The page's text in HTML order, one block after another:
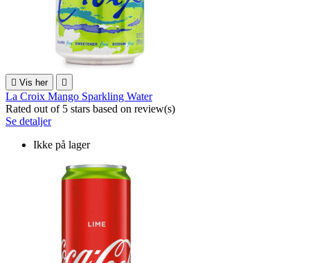
 Vis her 
La Croix Mango Sparkling Water
Rated out of 5 stars based on review(s)
Se detaljer
Ikke på lager